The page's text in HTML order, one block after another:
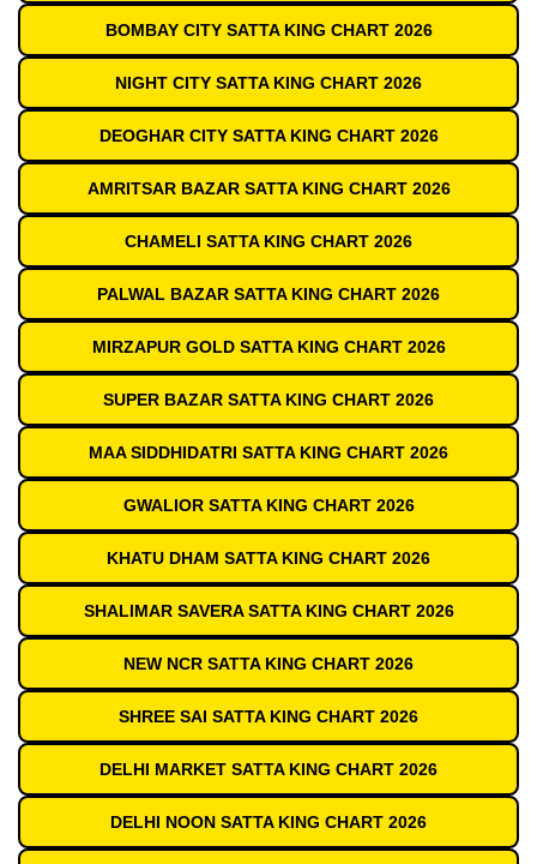
BOMBAY CITY SATTA KING CHART 2026
NIGHT CITY SATTA KING CHART 2026
DEOGHAR CITY SATTA KING CHART 2026
AMRITSAR BAZAR SATTA KING CHART 2026
CHAMELI SATTA KING CHART 2026
PALWAL BAZAR SATTA KING CHART 2026
MIRZAPUR GOLD SATTA KING CHART 2026
SUPER BAZAR SATTA KING CHART 2026
MAA SIDDHIDATRI SATTA KING CHART 2026
GWALIOR SATTA KING CHART 2026
KHATU DHAM SATTA KING CHART 2026
SHALIMAR SAVERA SATTA KING CHART 2026
NEW NCR SATTA KING CHART 2026
SHREE SAI SATTA KING CHART 2026
DELHI MARKET SATTA KING CHART 2026
DELHI NOON SATTA KING CHART 2026